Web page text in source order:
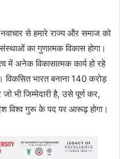
से हमारे राज्य और समाज को
का गुणात्मक विकास होगा।
में अनेक विकासात्मक कार्य हो रहे
भारत बनाना 140 करोड़
भी जिम्मेदारी है, उसे पूर्ण कर,
विश्व गुरू के पद पर आरूढ़ होगा।